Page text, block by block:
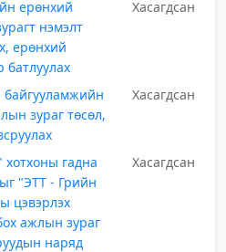
ерөнхий
нэмэлт
ерөнхий
батлуулах
Хасагдсан
байгууламжийн
зураг төсөл,
Хасагдсан
гадна
"ЭТТ - Грийн
цэвэрлэх
ажлын зураг
наряд
Хасагдсан